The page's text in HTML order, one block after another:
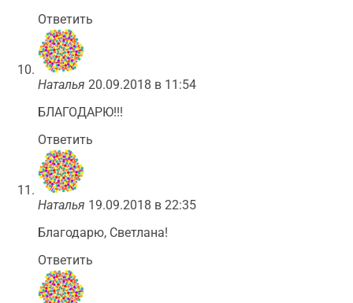
Ответить
Наталья 20.09.2018 в 11:54
БЛАГОДАРЮ!!!
Ответить
Наталья 19.09.2018 в 22:35
Благодарю, Светлана!
Ответить